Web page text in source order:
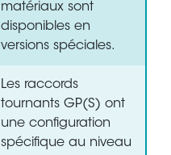
matériaux sont
disponibles en
versions spéciales.
Les raccords
tournants GP(S) ont
une configuration
spécifique au niveau